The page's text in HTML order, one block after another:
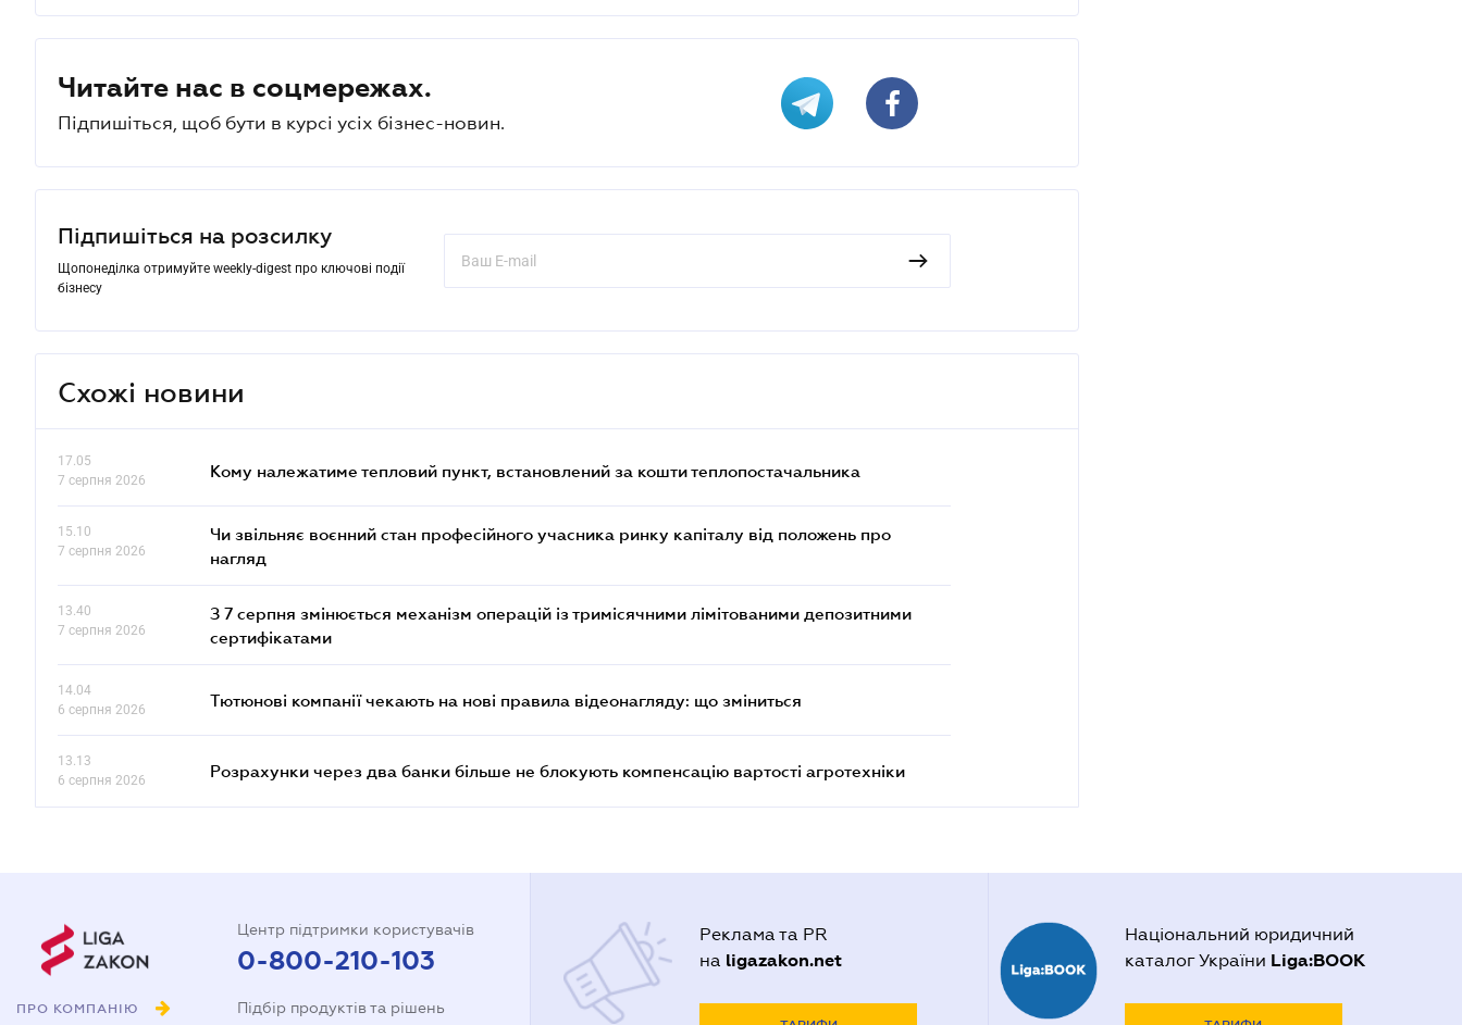
Читайте нас в соцмережах.
Підпишіться, щоб бути в курсі усіх бізнес-новин.
Підпишіться на розсилку
Щопонеділка отримуйте weekly-digest про ключові події
бізнесу
Схожі новини
17.05
7 серпня 2026
Кому належатиме тепловий пункт, встановлений за кошти теплопостачальника
15.10
7 серпня 2026
Чи звільняє воєнний стан професійного учасника ринку капіталу від положень про
нагляд
13.40
7 серпня 2026
З 7 серпня змінюється механізм операцій із тримісячними лімітованими депозитними
сертифікатами
14.04
6 серпня 2026
Тютюнові компанії чекають на нові правила відеонагляду: що зміниться
13.13
6 серпня 2026
Розрахунки через два банки більше не блокують компенсацію вартості агротехніки
ПРО КОМПАНІЮ
Центр підтримки користувачів
0-800-210-103
Підбір продуктів та рішень
Реклама та PR
на ligazakon.net
Національний юридичний
каталог України Liga:BOOK